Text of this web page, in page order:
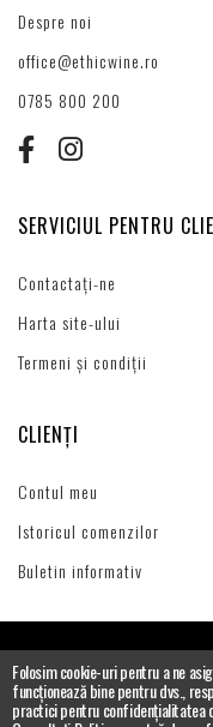
Folosim cookie-uri pentru a ne
funcționează bine pentru dvs.,
practici pentru confidențialitatea
Despre noi
office@ethicwine.ro
0785 800 200
SERVICIUL PENTRU
Contactați-ne
Harta site-ului
Termeni și condiții
CLIENȚI
Contul meu
Istoricul comenzilor
Buletin informativ